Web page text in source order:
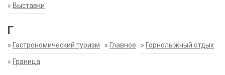
» Выставки
Г
» Гастрономический туризм » Главное » Горнолыжный отдых
» Граница